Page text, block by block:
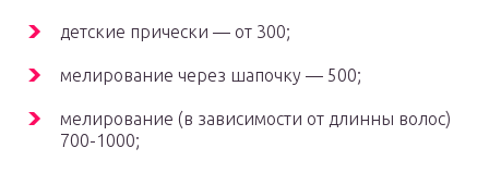
детские прически — от 300;
мелирование через шапочку — 500;
мелирование (в зависимости от длинны волос)
700-1000;